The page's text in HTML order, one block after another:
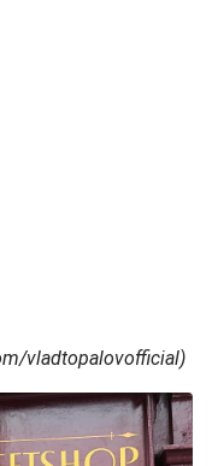
vladtopalovofficial)